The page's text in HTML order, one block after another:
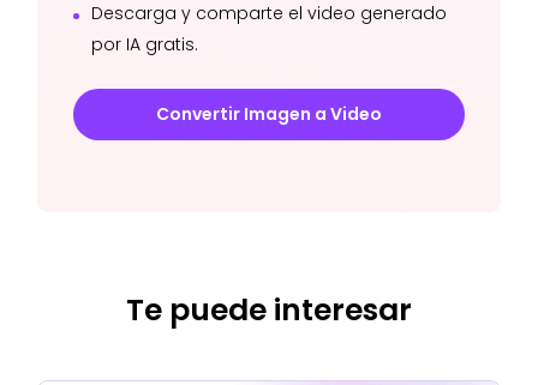
Descarga y comparte el video generado
por IA gratis.
Convertir Imagen a Video
Te puede interesar